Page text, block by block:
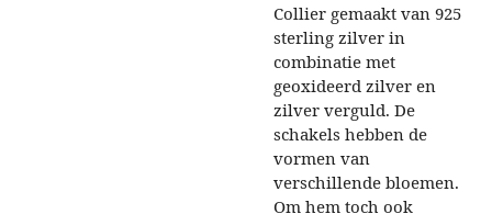
Collier gemaakt van 925
sterling zilver in
combinatie met
geoxideerd zilver en
zilver verguld. De
schakels hebben de
vormen van
verschillende bloemen.
Om hem toch ook